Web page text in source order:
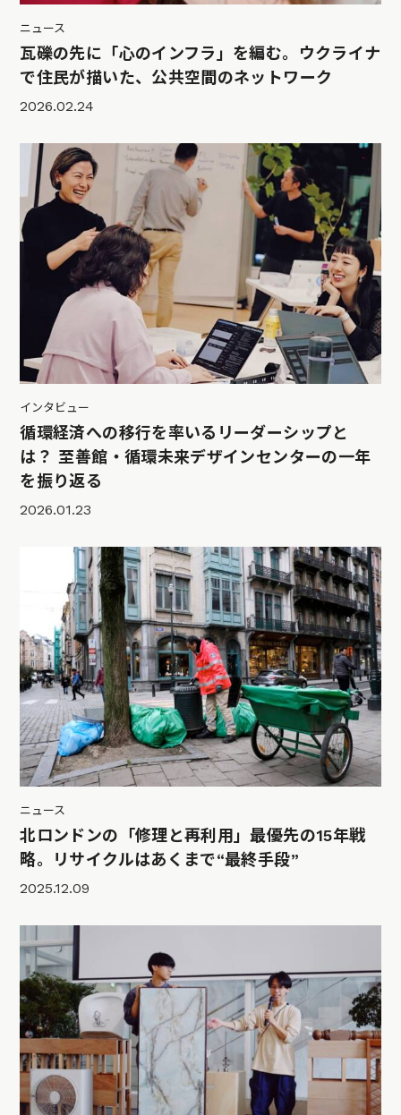
ニュース
瓦礫の先に「心のインフラ」を編む。ウクライナ
で住民が描いた、公共空間のネットワーク
2026.02.24
インタビュー
循環経済への移行を率いるリーダーシップと
は？ 至善館・循環未来デザインセンターの一年
を振り返る
2026.01.23
ニュース
北ロンドンの「修理と再利用」最優先の15年戦
略。リサイクルはあくまで“最終手段”
2025.12.09